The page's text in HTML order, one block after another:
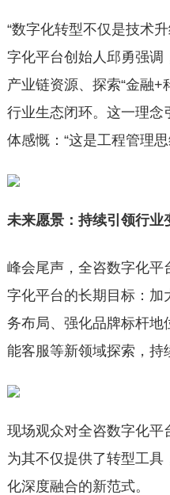
“数字化转型不仅是技术
字化平台创始人邱勇强调
产业链资源、探索“金融+
行业生态闭环。这一理念
体感慨：“这是工程管理
未来愿景：持续引领行业
峰会尾声，全咨数字化平
字化平台的长期目标：加
务布局、强化品牌标杆地
能客服等新领域探索，持
现场观众对全咨数字化平
为其不仅提供了转型工
化深度融合的新范式。